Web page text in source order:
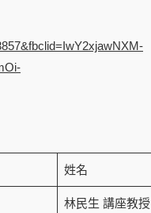
姓名
林民生 講座教授